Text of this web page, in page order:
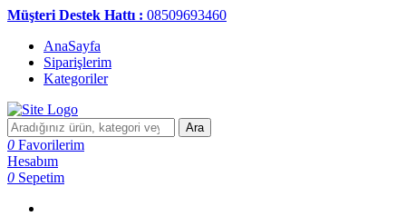
Müşteri Destek Hattı : 08509693460
AnaSayfa
Siparişlerim
Kategoriler
Ara
0 Favorilerim
Hesabım
0 Sepetim